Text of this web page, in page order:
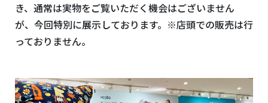
き、通常は実物をご覧いただく機会はございません
が、今回特別に展示しております。※店頭での販売は行
っておりません。